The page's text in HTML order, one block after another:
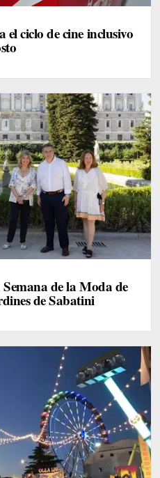
ciclo de cine inclusivo
de la Moda de
de Sabatini